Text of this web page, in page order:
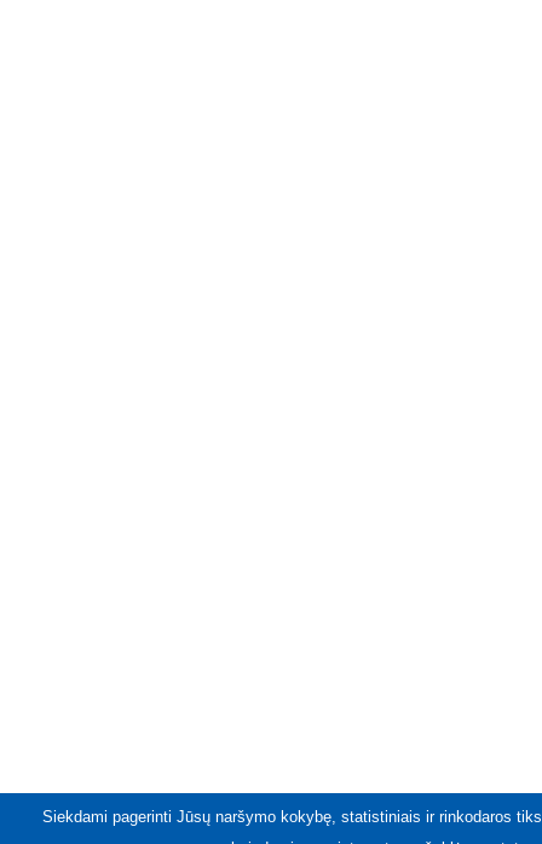
Siekdami pagerinti Jūsų naršymo kokybę, statistiniais ir rinkodaros